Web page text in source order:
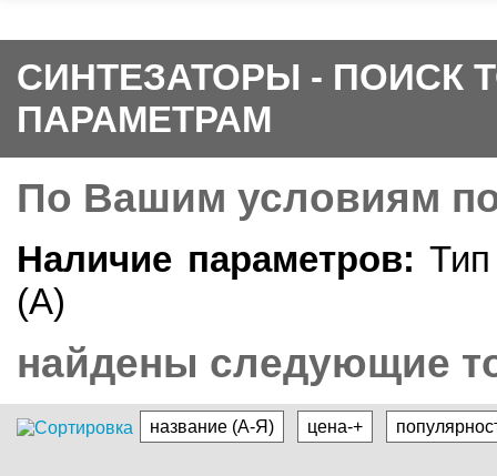
СИНТЕЗАТОРЫ - ПОИСК
ПАРАМЕТРАМ
По Вашим условиям
Наличие параметров:
(A)
найдены следующие
название (А-Я) цена-+